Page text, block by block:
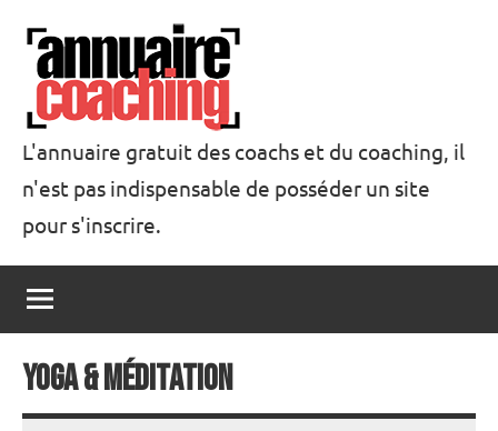
contenu
Annuaire
Coaching
L'annuaire gratuit des coachs et du coaching, il
n'est pas indispensable de posséder un site
pour s'inscrire.
Yoga & Méditation